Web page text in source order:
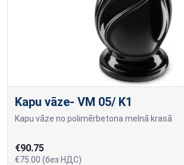
Kapu vāze- VM 05/ K1
Kapu vāze no polimērbetona melnā krasā
€90.75
€75.00 (без НДС)